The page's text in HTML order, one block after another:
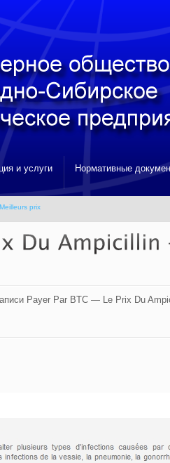
и услуги Нормативные
prix
Payer Par BTC — Le Prix Du